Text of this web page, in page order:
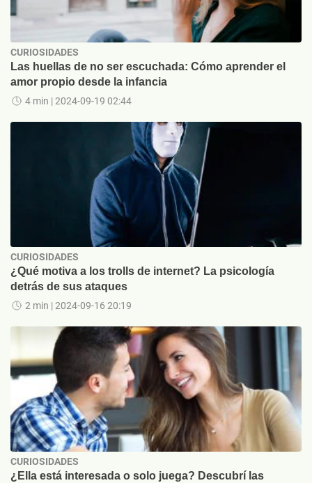
CURIOSIDADES
Las huellas de no ser escuchada: Cómo aprender el
amor propio desde la infancia
4 min | 2024-09-19 02:44
CURIOSIDADES
¿Qué motiva a los trolls de internet? La psicología
detrás de sus ataques
2 min | 2024-09-16 20:19
CURIOSIDADES
¿Ella está interesada o solo juega? Descubrí las